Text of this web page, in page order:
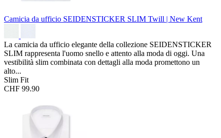
Camicia da ufficio SEIDENSTICKER SLIM Twill | New Kent
La camicia da ufficio elegante della collezione SEIDENSTICKER
SLIM rappresenta l'uomo snello e attento alla moda di oggi. Una
vestibilità slim combinata con dettagli alla moda promettono un
alto...
Slim Fit
CHF 99.90